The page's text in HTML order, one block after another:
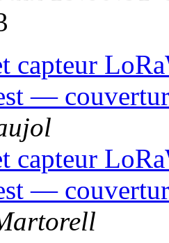
capteur
—
capteur
—